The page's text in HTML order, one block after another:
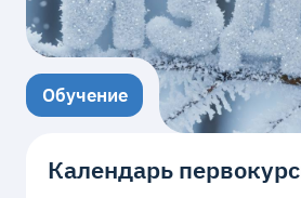
Обучение
Календарь